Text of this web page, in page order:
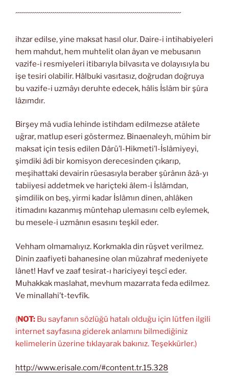
´´´´´´´´´´´´´´´´´´´´´´´´´´´´´´´´´´´´´´´´´´´´´´´´´´´´´´´´´´´´´´´´´´´´´´´´´´´´´´´´´
ihzar edilse, yine maksat hasıl olur. Daire-i intihabiyeleri
hem mahdut, hem muhtelit olan âyan ve mebusanın
vazife-i resmiyeleri itibarıyla bilvasıta ve dolayısıyla bu
işe tesiri olabilir. Hâlbuki vasıtasız, doğrudan doğruya
bu vazife-i uzmâyı deruhte edecek, hâlis İslâm bir şûra
lâzımdır.
Birşey mâ vudia lehinde istihdam edilmezse atâlete
uğrar, matlup eseri göstermez. Binaenaleyh, mühim bir
maksat için tesis edilen Dârü’l-Hikmeti’l-İslâmiyeyi,
şimdiki âdi bir komisyon derecesinden çıkarıp,
meşihattaki devairin rüesasıyla beraber şûrânın âzâ-yı
tabiiyesi addetmek ve hariçteki âlem-i İslâmdan,
şimdilik on beş, yirmi kadar İslâmın dinen, ahlâken
itimadını kazanmış müntehap ulemasını celb eylemek,
bu mesele-i uzmânın esasını teşkil eder.
Vehham olmamalıyız. Korkmakla din rüşvet verilmez.
Dinin zaafiyeti bahanesine olan müzahraf medeniyete
lânet! Havf ve zaaf tesirat-ı hariciyeyi teşcî eder.
Muhakkak maslahat, mevhum mazarrata feda edilmez.
Ve minallahi’t-tevfîk.
(NOT: Bu sayfanın sözlüğü hatalı olduğu için lütfen ilgili
internet sayfasına giderek anlamını bilmediğiniz
kelimelerin üzerine tıklayarak bakınız. Teşekkürler.)
http://www.erisale.com/#content.tr.15.328